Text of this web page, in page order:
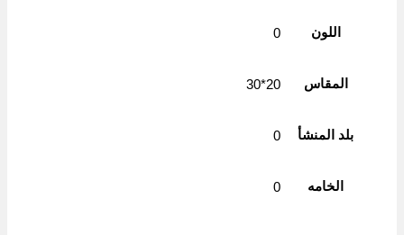
اللون 0
المقاس 20*30
بلد المنشأ 0
الخامه 0